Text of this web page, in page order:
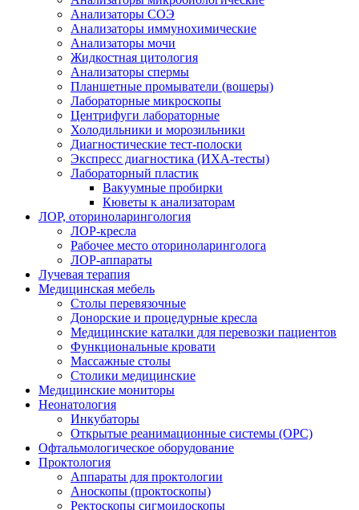
Анализаторы СОЭ
Анализаторы иммунохимические
Анализаторы мочи
Жидкостная цитология
Анализаторы спермы
Планшетные промыватели (вошеры)
Лабораторные микроскопы
Центрифуги лабораторные
Холодильники и морозильники
Диагностические тест-полоски
Экспресс диагностика (ИХА-тесты)
Лабораторный пластик
Вакуумные пробирки
Кюветы к анализаторам
ЛОР, оториноларингология
ЛОР-кресла
Рабочее место оториноларинголога
ЛОР-аппараты
Лучевая терапия
Медицинская мебель
Столы перевязочные
Донорские и процедурные кресла
Медицинские каталки для перевозки пациентов
Функциональные кровати
Массажные столы
Столики медицинские
Медицинские мониторы
Неонатология
Инкубаторы
Открытые реанимационные системы (ОРС)
Офтальмологическое оборудование
Проктология
Аппараты для проктологии
Аноскопы (проктоскопы)
Ректоскопы сигмоидоскопы